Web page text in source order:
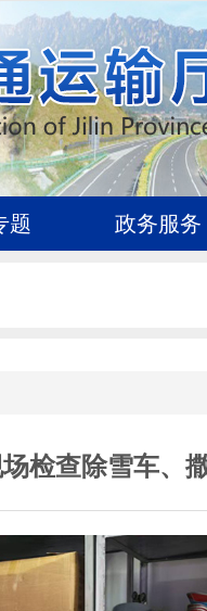
题 政务服务
检查除雪车、